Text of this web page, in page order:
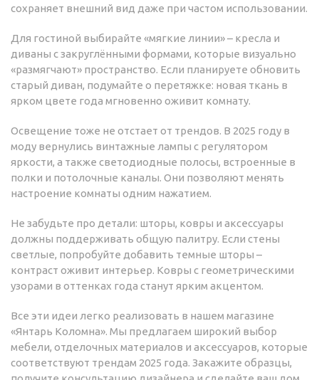
сохраняет внешний вид даже при частом использовании.
Для гостиной выбирайте «мягкие линии» – кресла и
диваны с закруглёнными формами, которые визуально
«размягчают» пространство. Если планируете обновить
старый диван, подумайте о перетяжке: новая ткань в
ярком цвете года мгновенно оживит комнату.
Освещение тоже не отстает от трендов. В 2025 году в
моду вернулись винтажные лампы с регулятором
яркости, а также светодиодные полосы, встроенные в
полки и потолочные каналы. Они позволяют менять
настроение комнаты одним нажатием.
Не забудьте про детали: шторы, ковры и аксессуары
должны поддерживать общую палитру. Если стены
светлые, попробуйте добавить темные шторы –
контраст оживит интерьер. Ковры с геометрическими
узорами в оттенках года станут ярким акцентом.
Все эти идеи легко реализовать в нашем магазине
«Янтарь Коломна». Мы предлагаем широкий выбор
мебели, отделочных материалов и аксессуаров, которые
соответствуют трендам 2025 года. Закажите образцы,